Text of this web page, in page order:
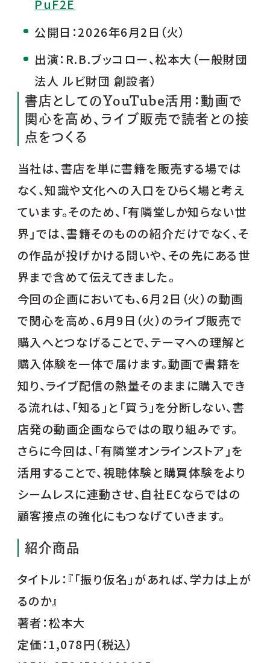
PuF2E
公開日：2026年6月2日（火）
出演：R.B.ブッコロー、松本大（一般財団
法人 ルビ財団 創設者）
書店としてのYouTube活用：動画で
関心を高め、ライブ販売で読者との接
点をつくる
当社は、書店を単に書籍を販売する場では
なく、知識や文化への入口をひらく場と考え
ています。そのため、「有隣堂しか知らない世
界」では、書籍そのものの紹介だけでなく、そ
の作品が投げかける問いや、その先にある世
界まで含めて伝えてきました。
今回の企画においても、6月2日（火）の動画
で関心を高め、6月9日（火）のライブ販売で
購入へとつなげることで、テーマへの理解と
購入体験を一体で届けます。動画で書籍を
知り、ライブ配信の熱量そのままに購入でき
る流れは、「知る」と「買う」を分断しない、書
店発の動画企画ならではの取り組みです。
さらに今回は、「有隣堂オンラインストア」を
活用することで、視聴体験と購買体験をより
シームレスに連動させ、自社ECならではの
顧客接点の強化にもつなげていきます。
紹介商品
タイトル：『「振り仮名」があれば、学力は上が
るのか』
著者：松本大
定価：1,078円（税込）